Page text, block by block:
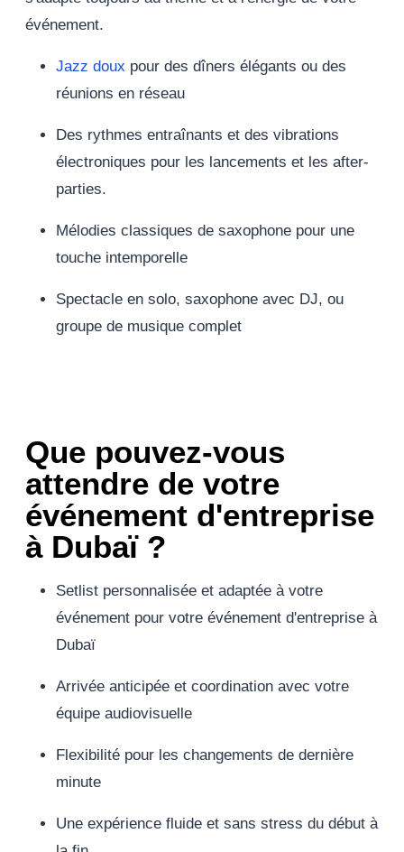
événement.
Jazz doux pour des dîners élégants ou des
réunions en réseau
Des rythmes entraînants et des vibrations
électroniques pour les lancements et les after-
parties.
Mélodies classiques de saxophone pour une
touche intemporelle
Spectacle en solo, saxophone avec DJ, ou
groupe de musique complet
Que pouvez-vous
attendre de votre
événement d'entreprise
à Dubaï ?
Setlist personnalisée et adaptée à votre
événement pour votre événement d'entreprise à
Dubaï
Arrivée anticipée et coordination avec votre
équipe audiovisuelle
Flexibilité pour les changements de dernière
minute
Une expérience fluide et sans stress du début à